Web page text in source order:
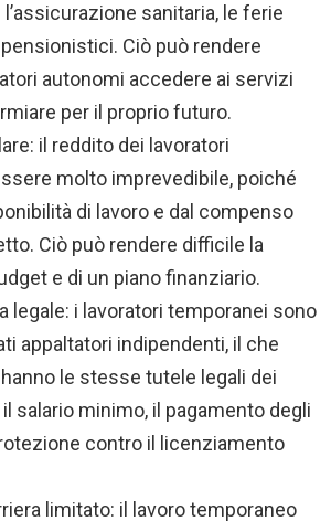
sanitaria, le ferie
Ciò può rendere
autonomi accedere ai servizi
per il proprio futuro.
il reddito dei lavoratori
molto imprevedibile, poiché
di lavoro e dal compenso
Ciò può rendere difficile la
e di un piano finanziario.
legale: i lavoratori temporanei sono
appaltatori indipendenti, il che
le stesse tutele legali dei
salario minimo, il pagamento degli
contro il licenziamento
limitato: il lavoro temporaneo